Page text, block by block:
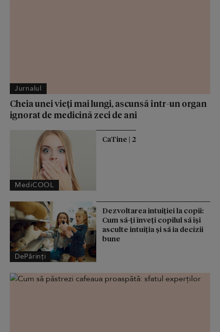
Jurnalul
Cheia unei vieți mai lungi, ascunsă într-un organ
ignorat de medicină zeci de ani
MediCOOL
CaTine | 2
DePărinți
Dezvoltarea intuiției la copii:
Cum să-ți înveți copilul să își
asculte intuiția și să ia decizii
bune